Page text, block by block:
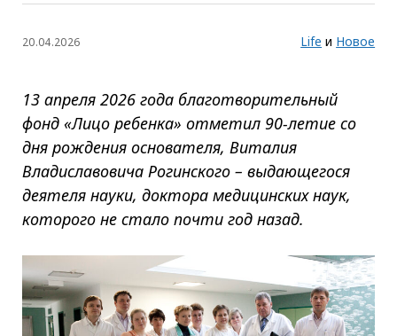
20.04.2026 Life и Новое
13 апреля 2026 года благотворительный
фонд «Лицо ребенка» отметил 90-летие со
дня рождения основателя, Виталия
Владиславовича Рогинского – выдающегося
деятеля науки, доктора медицинских наук,
которого не стало почти год назад.